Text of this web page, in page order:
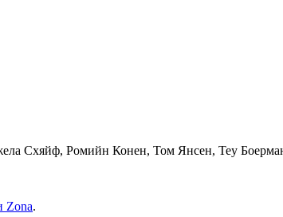
Схяйф, Ромийн Конен, Том Янсен, Теу
Zona.